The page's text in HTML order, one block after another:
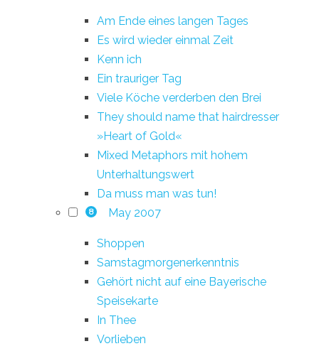
Am Ende eines langen Tages
Es wird wieder einmal Zeit
Kenn ich
Ein trauriger Tag
Viele Köche verderben den Brei
They should name that hairdresser
»Heart of Gold«
Mixed Metaphors mit hohem
Unterhaltungswert
Da muss man was tun!
8 May 2007
Shoppen
Samstagmorgenerkenntnis
Gehört nicht auf eine Bayerische
Speisekarte
In Thee
Vorlieben